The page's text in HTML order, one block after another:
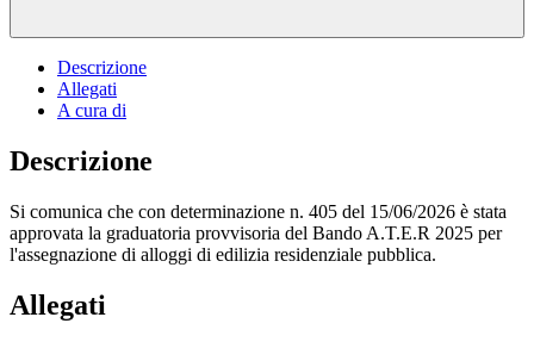
Descrizione
Allegati
A cura di
Descrizione
Si comunica che con determinazione n. 405 del 15/06/2026 è stata
approvata la graduatoria provvisoria del Bando A.T.E.R 2025 per
l'assegnazione di alloggi di edilizia residenziale pubblica.
Allegati